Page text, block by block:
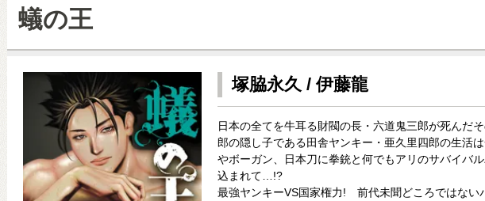
蟻の王
塚脇永久 / 伊藤龍
日本の全てを牛耳る財閥の長・六道鬼三郎が死んだ
郎の隠し子である田舎ヤンキー・亜久里四郎の生活
やボーガン、日本刀に拳銃と何でもアリのサバイバ
込まれて…!?
最強ヤンキーVS国家権力! 前代未聞どころではない